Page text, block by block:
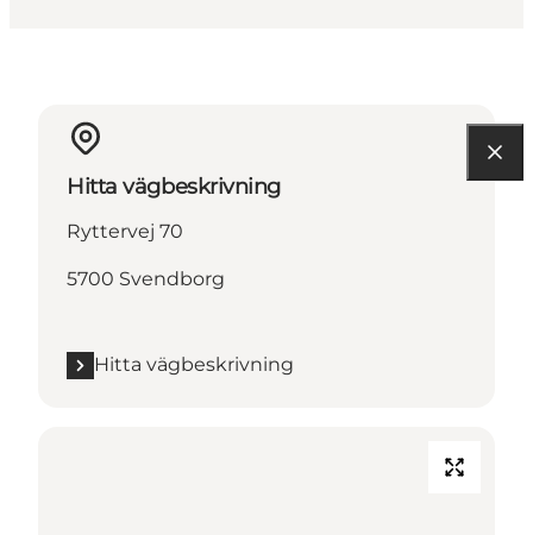
Hitta vägbeskrivning
Ryttervej 70
5700 Svendborg
Hitta vägbeskrivning